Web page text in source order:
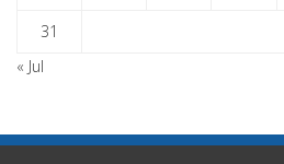
31
« Jul